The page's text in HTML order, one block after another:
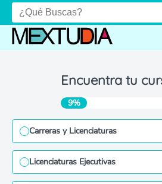
Encuentra tu
9%
Carreras y Licenciaturas
Licenciaturas Ejecutivas